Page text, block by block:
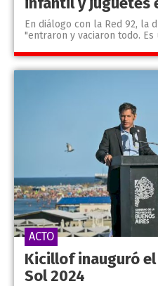
En diálogo con la Red 92, la
"entraron y vaciaron todo. Es
Kicillof inauguró
Sol 2024
ACTO